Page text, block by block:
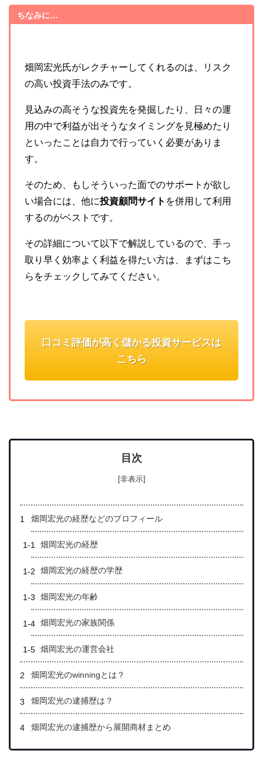
ちなみに…
畑岡宏光氏がレクチャーしてくれるのは、リスク
の高い投資手法のみです。
見込みの高そうな投資先を発掘したり、日々の運
用の中で利益が出そうなタイミングを見極めたり
といったことは自力で行っていく必要がありま
す。
そのため、もしそういった面でのサポートが欲し
い場合には、他に投資顧問サイト を併用して利用
するのがベストです。
その詳細について以下で解説しているので、手っ
取り早く効率よく利益を得たい方は、まずはこち
らをチェックしてみてください。
口コミ評価が高く儲かる投資サービスは
こちら
目次
[非表示]
畑岡宏光の経歴などのプロフィール
畑岡宏光の経歴
畑岡宏光の経歴の学歴
畑岡宏光の年齢
畑岡宏光の家族関係
畑岡宏光の運営会社
畑岡宏光のwinningとは？
畑岡宏光の逮捕歴は？
畑岡宏光の逮捕歴から展開商材まとめ